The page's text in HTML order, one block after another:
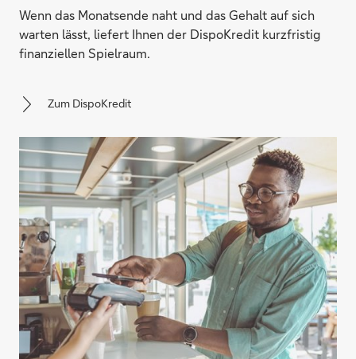
Wenn das Monatsende naht und das Gehalt auf sich
warten lässt, liefert Ihnen der DispoKredit kurzfristig
finanziellen Spielraum.
Zum DispoKredit